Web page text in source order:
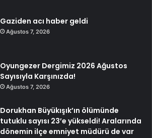
Gaziden acı haber geldi
Ağustos 7, 2026
Oyungezer Dergimiz 2026 Ağustos
Sayısıyla Karşınızda!
Ağustos 7, 2026
Dorukhan Büyükışık’ın ölümünde
tutuklu sayısı 23’e yükseldi! Aralarında
dönemin ilçe emniyet müdürü de var